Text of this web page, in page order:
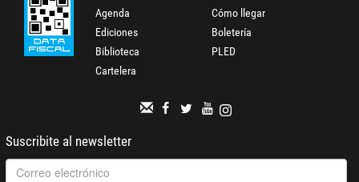
Agenda
Ediciones
Biblioteca
Cartelera
Cómo llegar
Boletería
PLED
Suscribite al newsletter